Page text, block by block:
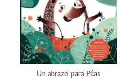
Un abrazo para Púas